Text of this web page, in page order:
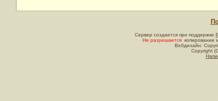
Сервер создается при поддержке
Не разрешается копирование
Вебдизайн:
Copyright